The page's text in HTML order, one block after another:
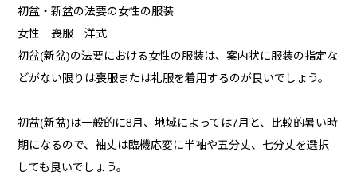
初盆・新盆の法要の女性の服装
女性 喪服 洋式
初盆(新盆)の法要における女性の服装は、案内状に服装の指定な
どがない限りは喪服または礼服を着用するのが良いでしょう。
初盆(新盆)は一般的に8月、地域によっては7月と、比較的暑い時
期になるので、袖丈は臨機応変に半袖や五分丈、七分丈を選択
しても良いでしょう。